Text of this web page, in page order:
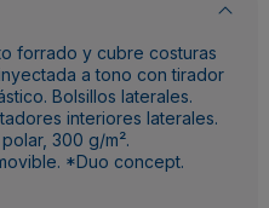
forrado y cubre costuras
a tono con tirador
Bolsillos laterales.
interiores laterales.
300 g/m².
*Duo concept.